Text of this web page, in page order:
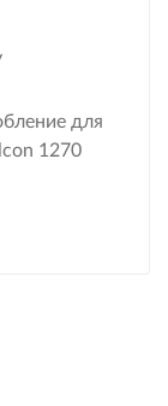
для
1270